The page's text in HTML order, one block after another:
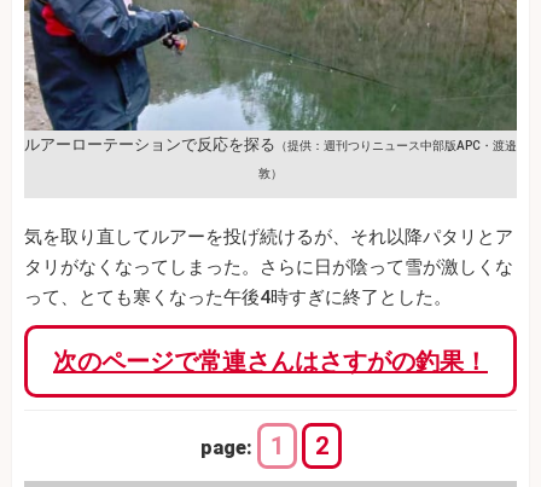
ルアーローテーションで反応を探る （提供：週刊つりニュース中部版APC・渡邉
敦）
気を取り直してルアーを投げ続けるが、それ以降パタリとア
タリがなくなってしまった。さらに日が陰って雪が激しくな
って、とても寒くなった午後4時すぎに終了とした。
次のページで常連さんはさすがの釣果！
page: 1 2